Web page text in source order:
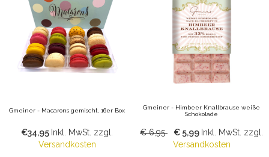
Gmeiner - Macarons gemischt, 16er Box
€34,95 Inkl. MwSt. zzgl.
Versandkosten
Gmeiner - Himbeer Knallbrause weiße
Schokolade
€ 6,95 € 5,99 Inkl. MwSt. zzgl.
Versandkosten